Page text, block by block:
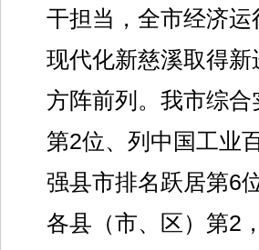
干担当，全市经济
现代化新慈溪取得
方阵前列。我市综
第2位、列中国工业
强县市排名跃居第6
各县（市、区）第2